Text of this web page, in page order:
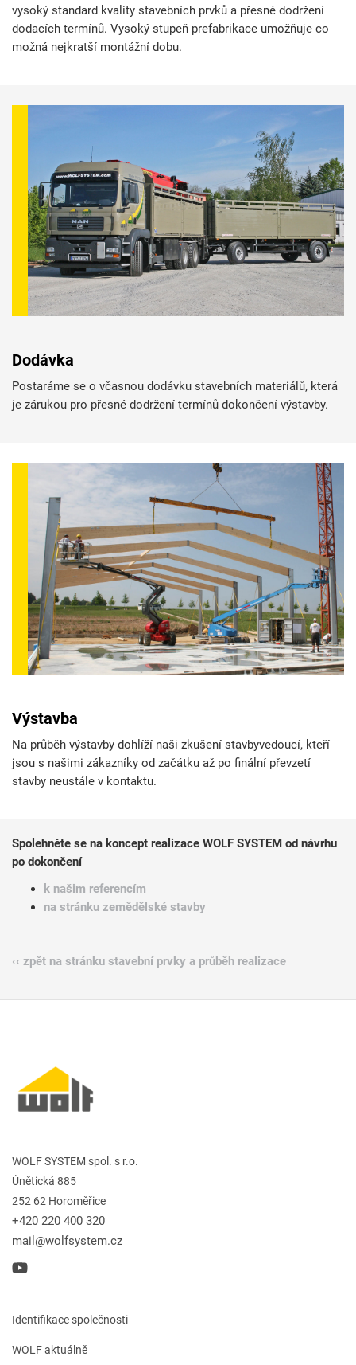
vysoký standard kvality stavebních prvků a přesné dodržení
dodacích termínů. Vysoký stupeň prefabrikace umožňuje co
možná nejkratší montážní dobu.
Dodávka
Postaráme se o včasnou dodávku stavebních materiálů, která
je zárukou pro přesné dodržení termínů dokončení výstavby.
Výstavba
Na průběh výstavby dohlíží naši zkušení stavbyvedoucí, kteří
jsou s našimi zákazníky od začátku až po finální převzetí
stavby neustále v kontaktu.
Spolehněte se na koncept realizace WOLF SYSTEM od návrhu
po dokončení
k našim referencím
na stránku zemědělské stavby
‹‹ zpět na stránku stavební prvky a průběh realizace
WOLF SYSTEM spol. s r.o.
Únětická 885
252 62 Horoměřice
+420 220 400 320
mail@wolfsystem.cz
Identifikace společnosti
WOLF aktuálně